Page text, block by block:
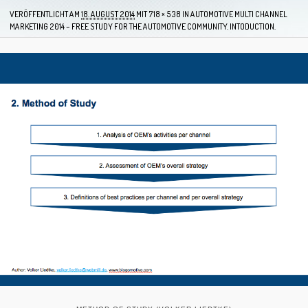
VERÖFFENTLICHT AM 18. AUGUST 2014 MIT718 × 538 IN AUTOMOTIVE MULTI CHANNEL
MARKETING 2014 – FREE STUDY FOR THE AUTOMOTIVE COMMUNITY. INTODUCTION.